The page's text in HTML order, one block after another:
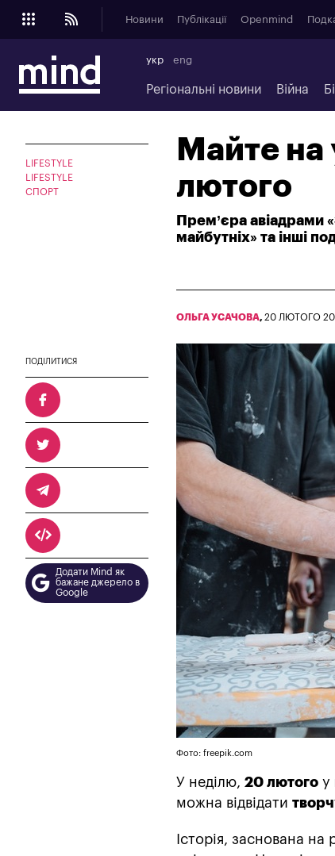
Новини Публікації Openmind
укр eng
Регіональні новини Війна
LIFESTYLE
LIFESTYLE
СПОРТ
Майте на
лютого
Прем’єра авіадрами
майбутніх» та інші
ОЛЬГА УСАЧОВА, 20 ЛЮТОГО
ПОДІЛИТИСЯ
Додати Mind як
бажане джерело в
Google
Фото: freepik.com
У неділю, 20 лютого у
можна відвідати
Історія, заснована